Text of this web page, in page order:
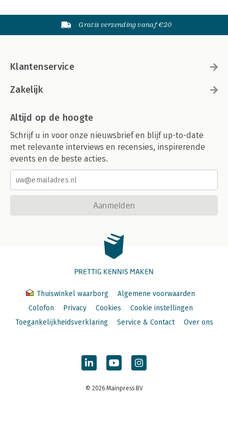
Gratis verzending vanaf €20
Klantenservice
Zakelijk
Altijd op de hoogte
Schrijf u in voor onze nieuwsbrief en blijf up-to-date
met relevante interviews en recensies, inspirerende
events en de beste acties.
Aanmelden
PRETTIG KENNIS MAKEN
Thuiswinkel waarborg
Algemene voorwaarden
Colofon
Privacy Cookies
Cookie instellingen
Toegankelijkheidsverklaring
Service & Contact Over ons
© 2026 Mainpress BV